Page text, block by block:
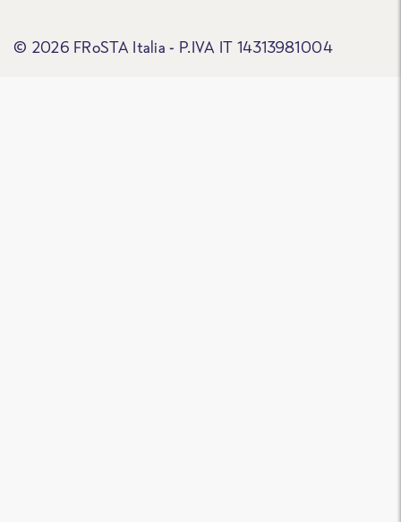
© 2026 FRoSTA Italia - P.IVA IT 14313981004